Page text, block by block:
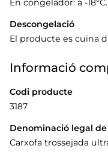
En congelador: a -
Descongelació
El producte es cuina
Informació
Codi producte
3187
Denominació legal
Carxofa trossejada